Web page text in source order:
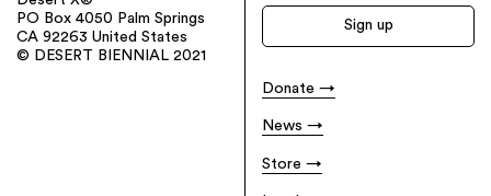
PO Box 4050 Palm Springs
CA 92263 United States
© DESERT BIENNIAL 2021
Donate
News
Store